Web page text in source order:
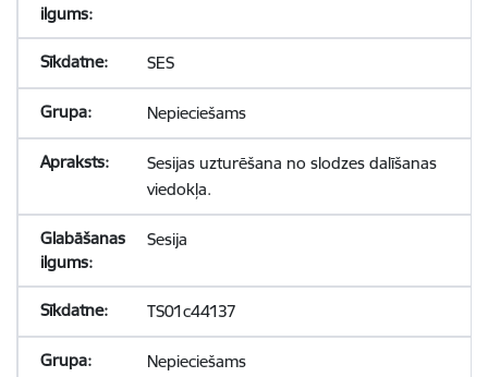
SES
Nepieciešams
Sesijas uzturēšana no slodzes dalīšanas
viedokļa.
Sesija
TS01c44137
Nepieciešams